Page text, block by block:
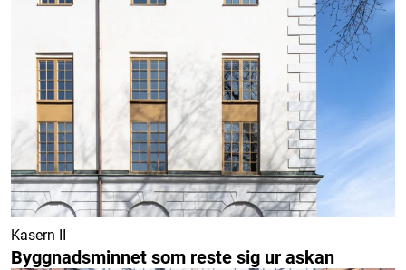
Kasern II
Byggnadsminnet som reste sig ur askan